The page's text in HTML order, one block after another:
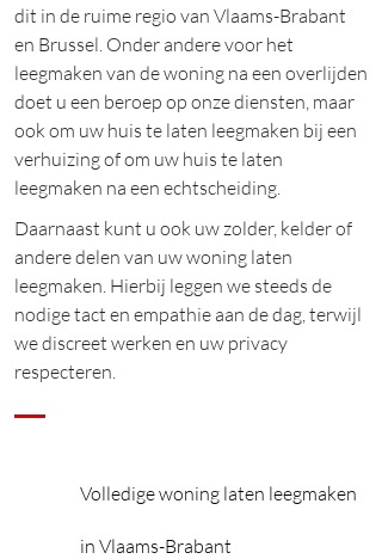
dit in de ruime regio van Vlaams-Brabant
en Brussel. Onder andere voor het
leegmaken van de woning na een overlijden
doet u een beroep op onze diensten, maar
ook om uw huis te laten leegmaken bij een
verhuizing of om uw huis te laten
leegmaken na een echtscheiding.
Daarnaast kunt u ook uw zolder, kelder of
andere delen van uw woning laten
leegmaken. Hierbij leggen we steeds de
nodige tact en empathie aan de dag, terwijl
we discreet werken en uw privacy
respecteren.
Volledige woning laten leegmaken
in Vlaams-Brabant